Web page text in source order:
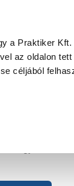
a Praktiker
az oldalon
céljából